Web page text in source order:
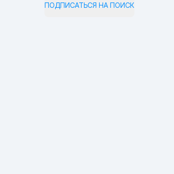
ПОДПИСАТЬСЯ НА ПОИСК